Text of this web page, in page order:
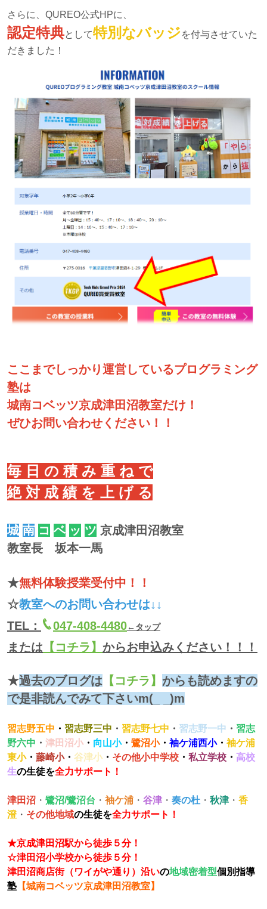
さらに、QUREO公式HPに、
認定特典として特別なバッジを付与させていた
だきました！
ここまでしっかり運営しているプログラミング
塾は
城南コベッツ京成津田沼教室だけ！
ぜひお問い合わせください！！
毎 日 の 積 み 重 ね で
絶 対 成 績 を 上 げ る
城 南 コ ベ ッ ツ 京成津田沼教室
教室長 坂本一馬
★無料体験授業受付中！！
☆教室へのお問い合わせは↓↓
TEL：
047-408-4480←タップ
または 【コチラ】 からお申込みください！！！
★過去のブログは 【コチラ】 からも読めますの
で是非読んでみて下さいm(_ _)m
習志野五中 ・ 習志野三中 ・ 習志野七中 ・ 習志野一中 ・ 習志
野六中 ・ 津田沼小 ・ 向山小・ 鷺沼小・ 袖ケ浦西小・ 袖ケ浦
東小・ 藤崎小・ 谷津小・ その他小中学校 ・ 私立学校 ・ 高校
生の生徒を全力サポート！
津田沼 ・ 鷺沼/鷺沼台 ・ 袖ケ浦 ・ 谷津 ・ 奏の杜 ・ 秋津・ 香
澄・ その他地域の生徒を全力サポート！
★京成津田沼駅から徒歩５分！
☆津田沼小学校から徒歩５分！
津田沼商店街（ワイがや通り）沿いの地域密着型個別指導
塾 【城南コベッツ京成津田沼教室】